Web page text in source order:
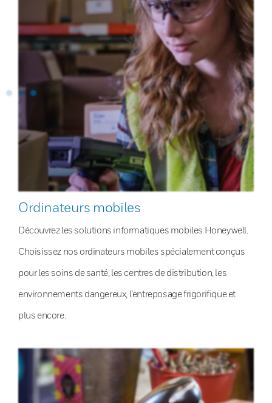
Ordinateurs mobiles
Découvrez les solutions informatiques mobiles Honeywell.
Choisissez nos ordinateurs mobiles spécialement conçus
pour les soins de santé, les centres de distribution, les
environnements dangereux, l’entreposage frigorifique et
plus encore.